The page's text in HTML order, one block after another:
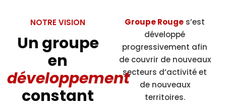
NOTRE VISION
Un groupe
en
développement
constant
Groupe Rouge s’est
développé
progressivement afin
de couvrir de nouveaux
secteurs d’activité et
de nouveaux
territoires.